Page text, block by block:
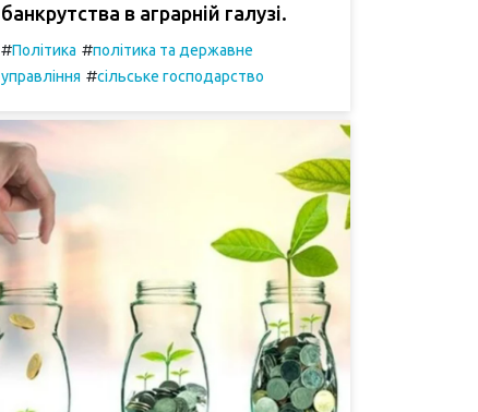
банкрутства в аграрній галузі.
#Політика #політика та державне
управління #сільське господарство